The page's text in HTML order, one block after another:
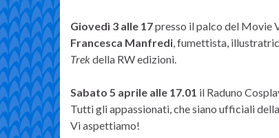
Giovedì 3 alle 17presso il palco del Movie
Francesca Manfredi, fumettista,
Trekdella RW edizioni.
Sabato 5 aprile alle 17.01 il Raduno
Tutti gli appassionati, che siano ufficiali
Vi aspettiamo!